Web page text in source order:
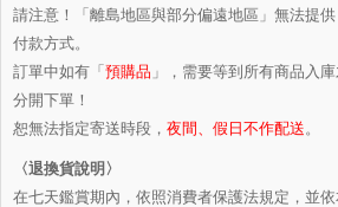
請注意！「離島地區與部分偏遠地區」無法提
付款方式。
訂單中如有「預購品 」，需要等到所有商品入
分開下單！
恕無法指定寄送時段， 夜間、假日不作配送 。
〈退換貨說明〉
在七天鑑賞期內，依照消費者保護法規定，並